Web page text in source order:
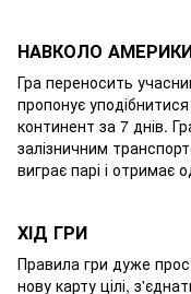
НАВКОЛО
Гра переносить
пропонує
континент за 7 днів.
залізничним
виграє парі і отримає
ХІД ГРИ
Правила гри дуже
нову карту цілі,